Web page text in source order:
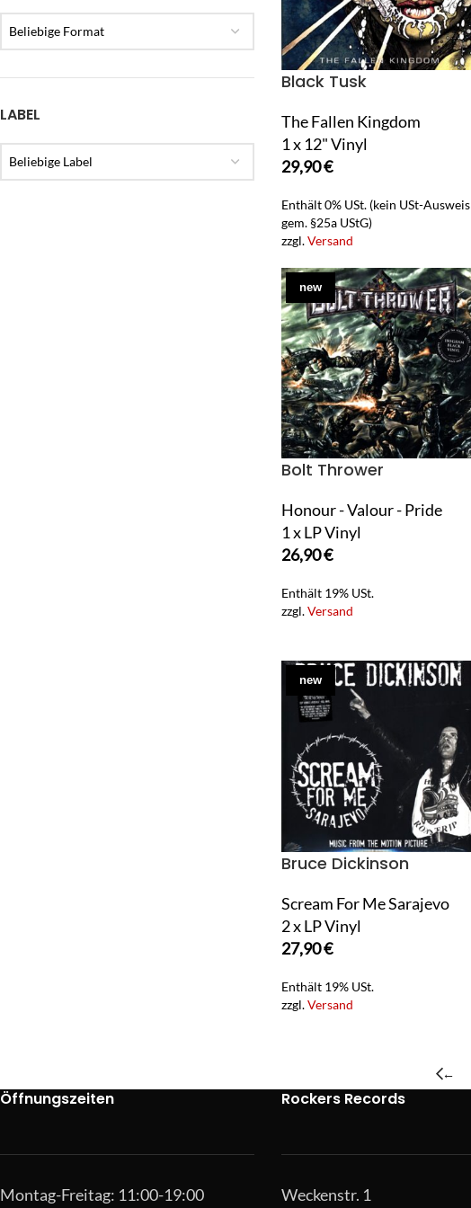
Beliebige Format
LABEL
Beliebige Label
Black Tusk
The Fallen Kingdom
1 x 12" Vinyl
29,90€
Enthält 0% USt. (kein USt-Ausweis
gem. §25a UStG)
zzgl.Versand
new
Bolt Thrower
Honour - Valour - Pride
1 x LP Vinyl
26,90€
Enthält 19% USt.
zzgl.Versand
new
Bruce Dickinson
Scream For Me Sarajevo
2 x LP Vinyl
27,90€
Enthält 19% USt.
zzgl.Versand
←
Öffnungszeiten
Montag-Freitag: 11:00-19:00
Rockers Records
Weckenstr. 1